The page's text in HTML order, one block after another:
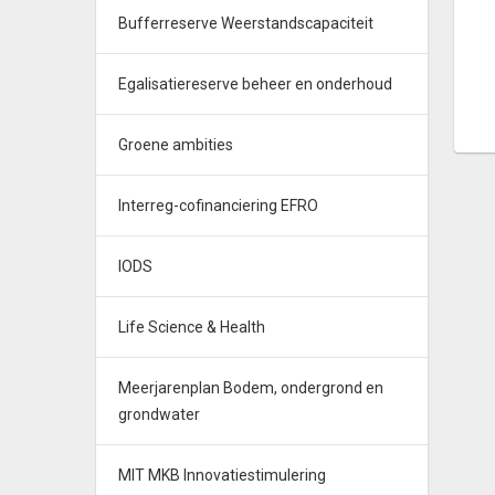
Bufferreserve Weerstandscapaciteit
Egalisatiereserve beheer en onderhoud
Groene ambities
Interreg-cofinanciering EFRO
IODS
Life Science & Health
Meerjarenplan Bodem, ondergrond en
grondwater
MIT MKB Innovatiestimulering